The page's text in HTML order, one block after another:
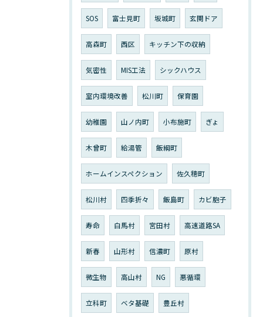
SOS 富士見町 坂城町 玄関ドア
高森町 西区 キッチン下の収納
気密性 MIS工法 シックハウス
室内環境改善 松川町 保育園
幼稚園 山ノ内町 小布施町 ぎょ
木曾町 給湯管 飯綱町
ホームインスペクション 佐久穂町
松川村 四季折々 飯島町 カビ胞子
寿命 白馬村 宮田村 高速道路SA
新春 山形村 信濃町 原村
微生物 高山村 NG 悪循環
立科町 ベタ基礎 豊丘村